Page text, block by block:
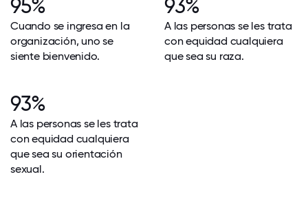
95%
Cuando se ingresa en la
organización, uno se
siente bienvenido.
93%
A las personas se les trata
con equidad cualquiera
que sea su raza.
93%
A las personas se les trata
con equidad cualquiera
que sea su orientación
sexual.